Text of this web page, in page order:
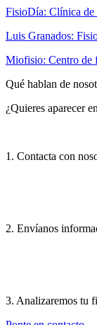
FisioDía: Clínica de
Luis Granados:
Miofisio: Centro de
Qué hablan de
¿Quieres aparecer
1. Contacta con
2. Envíanos
3. Analizaremos tu